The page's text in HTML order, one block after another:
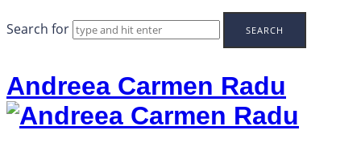
Search for
Andreea Carmen Radu